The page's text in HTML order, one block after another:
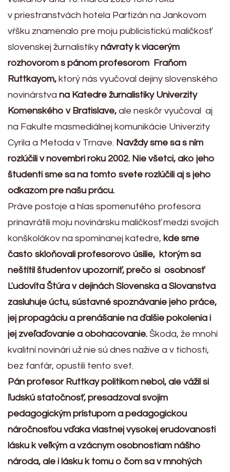
v priestranstvách hotela Partizán na Jankovom
vŕšku znamenalo pre moju publicistickú maličkosť
slovenskej žurnalistiky návraty k viacerým
rozhovorom s pánom profesorom Fraňom
Ruttkayom, ktorý nás vyučoval dejiny slovenského
novinárstva na Katedre žurnalistiky Univerzity
Komenského v Bratislave, ale neskôr vyučoval aj
na Fakulte masmediálnej komunikácie Univerzity
Cyrila a Metoda v Trnave. Navždy sme sa s ním
rozlúčili v novembri roku 2002. Nie všetci, ako jeho
študenti sme sa na tomto svete rozlúčili aj s jeho
odkazom pre našu prácu.
Práve postoje a hlas spomenutého profesora
prinavrátili moju novinársku maličkosť medzi svojich
konškolákov na spomínanej katedre, kde sme
často skloňovali profesorovo úsilie, ktorým sa
neštítil študentov upozorniť, prečo si osobnosť
Ľudovíta Štúra v dejinách Slovenska a Slovanstva
zasluhuje úctu, sústavné spoznávanie jeho práce,
jej propagáciu a prenášanie na ďalšie pokolenia i
jej zveľaďovanie a obohacovanie. Škoda, že mnohí
kvalitní novinári už nie sú dnes nažive a v tichosti,
bez fanfár, opustili tento svet.
Pán profesor Ruttkay politikom nebol, ale vážil si
ľudskú statočnosť, presadzoval svojim
pedagogickým prístupom a pedagogickou
náročnosťou vďaka vlastnej vysokej erudovanosti
lásku k veľkým a vzácnym osobnostiam nášho
národa, ale i lásku k tomu o čom sa v mnohých